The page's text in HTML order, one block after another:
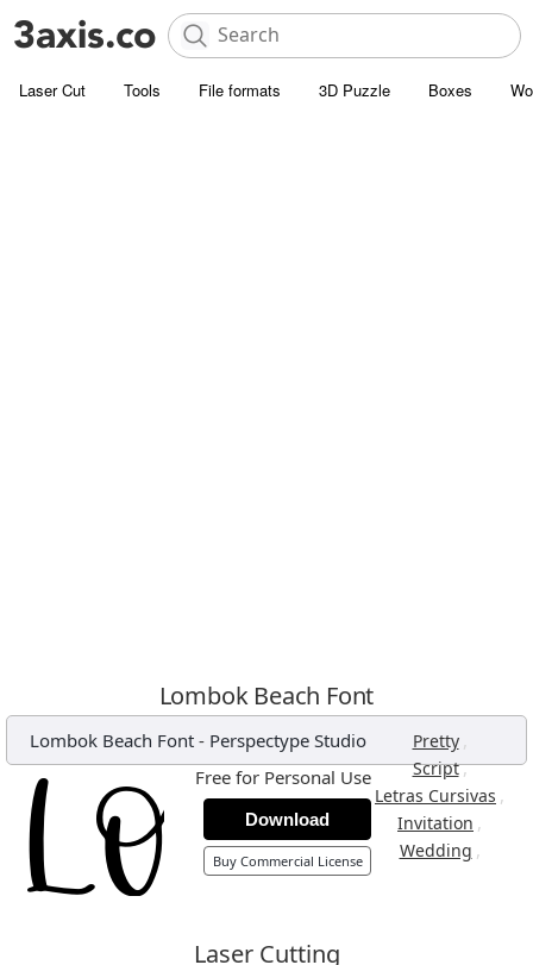
Laser Cut Tools File formats 3D Puzzle Boxes
Lombok Beach Font
Lombok Beach Font - Perspectype Studio Pretty ,
Script,
Letras Cursivas ,
Invitation ,
Wedding ,
Free for Personal Use
Download
Buy Commercial License
Laser Cutting